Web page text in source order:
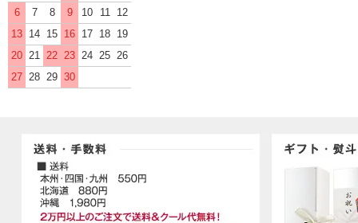
6
7 8 9 10 11
12
13 14 15 16 17 18 19
20 21 22 23 24 25 26
27 28 29 30